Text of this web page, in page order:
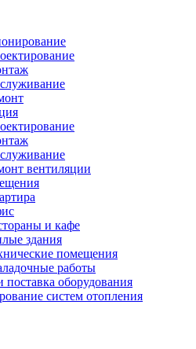
вентиляции
и кафе
здания
помещения
работы
поставка оборудования
систем отопления